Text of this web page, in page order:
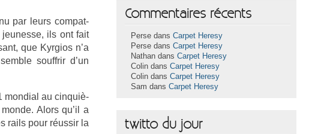
par leurs com­pat­
ils ont fait
que Kyr­gios n’a
souffrir d’un
mon­di­al au cin­quiè­
Alors qu’il a
rails pour réussir la
Commentaires récents
Perse dansCarpet Heresy
Perse dansCarpet Heresy
Nathan dansCarpet Heresy
Colin dansCarpet Heresy
Colin dansCarpet Heresy
Sam dansCarpet Heresy
twitto du jour